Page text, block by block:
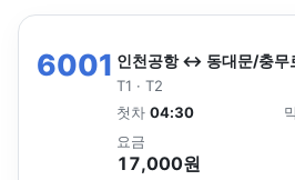
6001 인천공항 ↔ 동대문/충무
T1 · T2
첫차 04:30
요금
17,000원